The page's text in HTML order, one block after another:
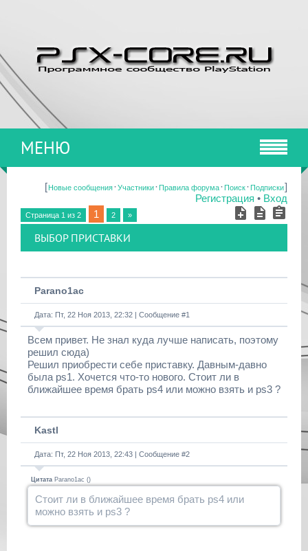
МЕНЮ
[Новые сообщения·Участники·Правила форума·Поиск·Подписки]
Регистрация • Вход
Страница 1 из 2 1 2 »
ВЫБОР ПРИСТАВКИ
Parano1ac
Дата: Пт, 22 Ноя 2013, 22:32 | Сообщение #1
Всем привет. Не знал куда лучше написать, поэтому
решил сюда)
Решил приобрести себе приставку. Давным-давно
была ps1. Хочется что-то нового. Стоит ли в
ближайшее время брать ps4 или можно взять и ps3 ?
Kastl
Дата: Пт, 22 Ноя 2013, 22:43 | Сообщение #2
Цитата Parano1ac ()
Стоит ли в ближайшее время брать ps4 или
можно взять и ps3 ?